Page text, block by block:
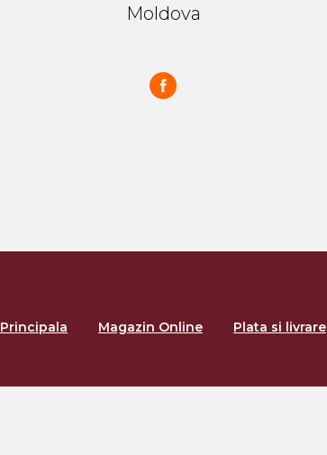
Moldova
Principala Magazin Online Plata si livrare